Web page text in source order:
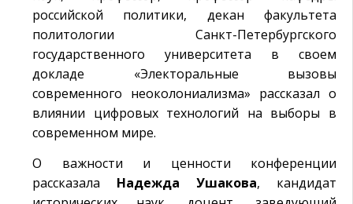
российской политики, декан факультета
политологии Санкт-Петербургского
государственного университета в своем
докладе «Электоральные вызовы
современного неоколониализма» рассказал о
влиянии цифровых технологий на выборы в
современном мире.
О важности и ценности конференции
рассказала Надежда Ушакова, кандидат